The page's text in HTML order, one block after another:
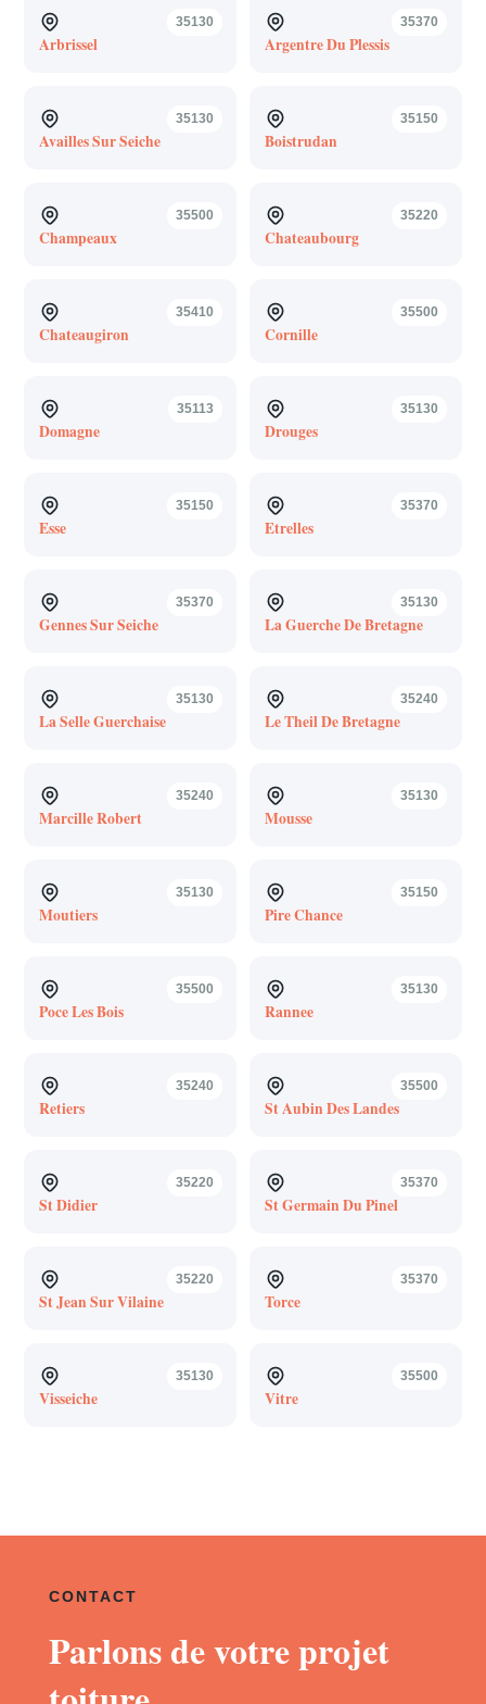
35130
Arbrissel
35370
Argentre Du Plessis
35130
Availles Sur Seiche
35150
Boistrudan
35500
Champeaux
35220
Chateaubourg
35410
Chateaugiron
35500
Cornille
35113
Domagne
35130
Drouges
35150
Esse
35370
Etrelles
35370
Gennes Sur Seiche
35130
La Guerche De Bretagne
35130
La Selle Guerchaise
35240
Le Theil De Bretagne
35240
Marcille Robert
35130
Mousse
35130
Moutiers
35150
Pire Chance
35500
Poce Les Bois
35130
Rannee
35240
Retiers
35500
St Aubin Des Landes
35220
St Didier
35370
St Germain Du Pinel
35220
St Jean Sur Vilaine
35370
Torce
35130
Visseiche
35500
Vitre
CONTACT
Parlons de votre projet